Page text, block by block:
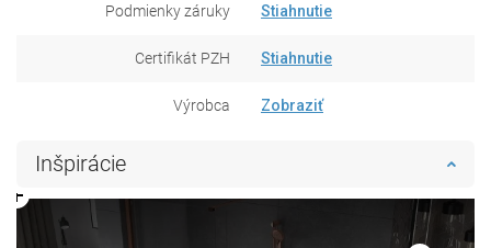
Podmienky záruky Stiahnutie
Certifikát PZH Stiahnutie
Výrobca Zobraziť
Inšpirácie